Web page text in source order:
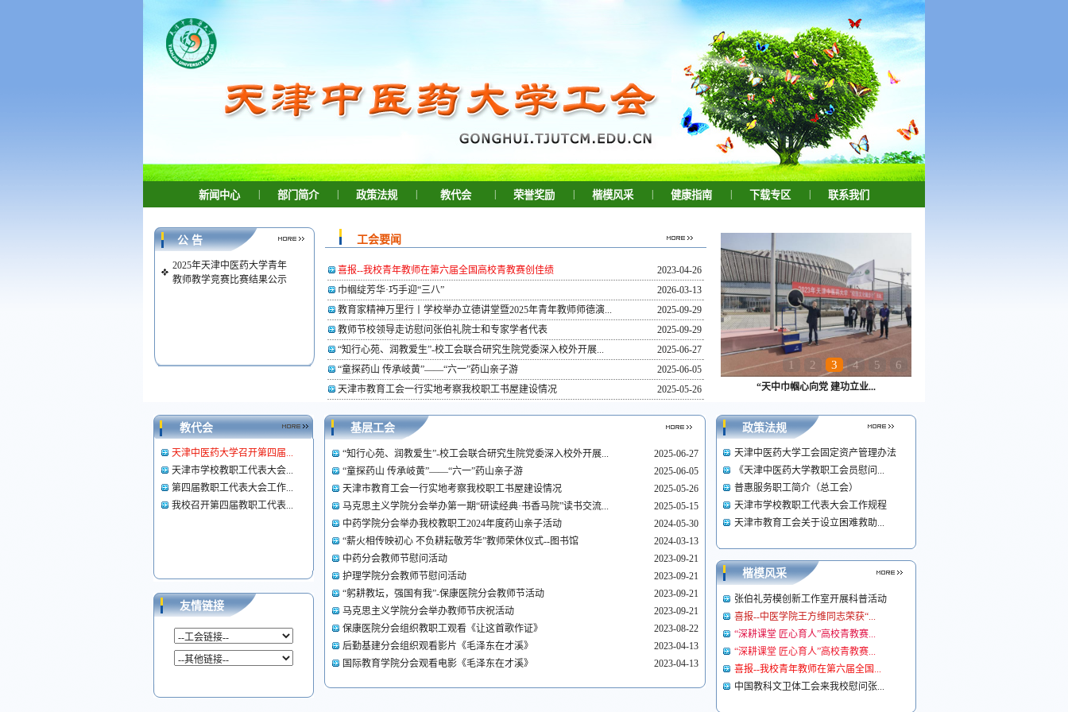
新闻中心 部门简介 政策法规 教代会 荣誉奖励 楷模风采 健康指南 下载专区 联系我们
公 告
2025年天津中医药大学青年
教师教学竞赛比赛结果公示
工会要闻
喜报--我校青年教师在第六届全国高校青教赛创佳绩
2023-04-26
巾帼绽芳华·巧手迎“三八”
2026-03-13
教育家精神万里行丨学校举办立德讲堂暨2025年青年教师师德演...
2025-09-29
教师节校领导走访慰问张伯礼院士和专家学者代表
2025-09-29
“知行心苑、润教爱生”-校工会联合研究生院党委深入校外开展...
2025-06-27
“童探药山 传承岐黄”——“六一”药山亲子游
2025-06-05
天津市教育工会一行实地考察我校职工书屋建设情况
2025-05-26
1 2 3 4 5 6
“天中巾帼心向党 建功立业...
教代会
天津中医药大学召开第四届...
天津市学校教职工代表大会...
第四届教职工代表大会工作...
我校召开第四届教职工代表...
友情链接
基层工会
“知行心苑、润教爱生”-校工会联合研究生院党委深入校外开展...
2025-06-27
“童探药山 传承岐黄”——“六一”药山亲子游
2025-06-05
天津市教育工会一行实地考察我校职工书屋建设情况
2025-05-26
马克思主义学院分会举办第一期“研读经典·书香马院”读书交流...
2025-05-15
中药学院分会举办我校教职工2024年度药山亲子活动
2024-05-30
“薪火相传映初心 不负耕耘敬芳华”教师荣休仪式--图书馆
2024-03-13
中药分会教师节慰问活动
2023-09-21
护理学院分会教师节慰问活动
2023-09-21
“躬耕教坛，强国有我”-保康医院分会教师节活动
2023-09-21
马克思主义学院分会举办教师节庆祝活动
2023-09-21
保康医院分会组织教职工观看《让这首歌作证》
2023-08-22
后勤基建分会组织观看影片《毛泽东在才溪》
2023-04-13
国际教育学院分会观看电影《毛泽东在才溪》
2023-04-13
政策法规
天津中医药大学工会固定资产管理办法
《天津中医药大学教职工会员慰问...
普惠服务职工简介（总工会）
天津市学校教职工代表大会工作规程
天津市教育工会关于设立困难救助...
楷模风采
张伯礼劳模创新工作室开展科普活动
喜报--中医学院王方维同志荣获“...
“深耕课堂 匠心育人”高校青教赛...
“深耕课堂 匠心育人”高校青教赛...
喜报--我校青年教师在第六届全国...
中国教科文卫体工会来我校慰问张...